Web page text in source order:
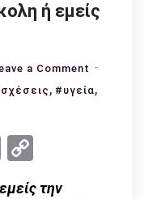
ή εμείς
a Comment on
Τελικά
, #υγεία,
Email
την